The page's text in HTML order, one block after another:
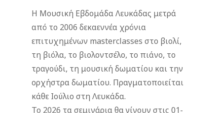
Η Μουσική Εβδομάδα Λευκάδας μετρά
από το 2006 δεκαεννέα χρόνια
επιτυχημένων masterclasses στο βιολί,
τη βιόλα, το βιολοντσέλο, το πιάνο, το
τραγούδι, τη μουσική δωματίου και την
ορχήστρα δωματίου. Πραγματοποιείται
κάθε Ιούλιο στη Λευκάδα.
Το 2026 τα σεμινάρια θα γίνουν στις 01-